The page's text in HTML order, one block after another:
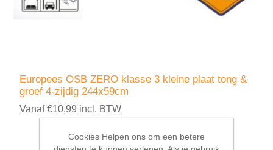
Europees OSB ZERO klasse 3 kleine plaat tong &
groef 4-zijdig 244x59cm
Vanaf €10,99 incl. BTW
Cookies Helpen ons om een betere